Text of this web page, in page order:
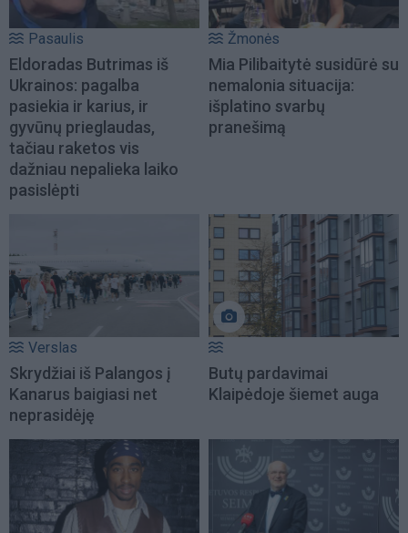
Pasaulis
Eldoradas Butrimas iš
Ukrainos: pagalba
pasiekia ir karius, ir
gyvūnų prieglaudas,
tačiau raketos vis
dažniau nepalieka laiko
pasislėpti
Žmonės
Mia Pilibaitytė susidūrė su
nemalonia situacija:
išplatino svarbų
pranešimą
Verslas
Skrydžiai iš Palangos į
Kanarus baigiasi net
neprasidėję
Butų pardavimai
Klaipėdoje šiemet auga